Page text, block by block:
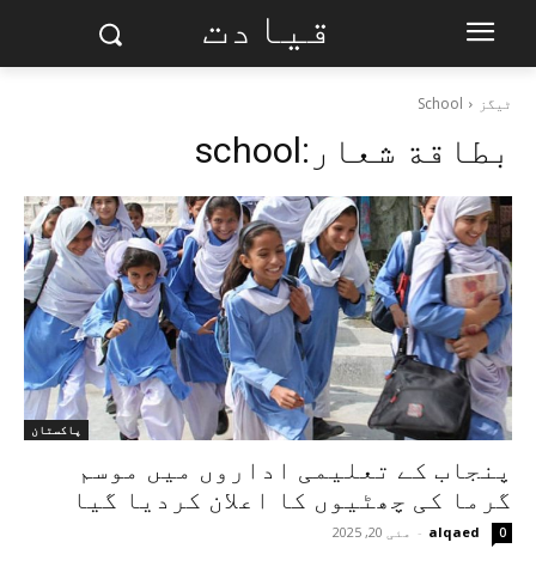
قیادت
ٹیگز School
بطاقة شعار:school
پاکستان
پنجاب کے تعلیمی اداروں میں موسم
گرما کی چھٹیوں کا اعلان کردیا گیا
alqaed
- مئی 20, 2025 0